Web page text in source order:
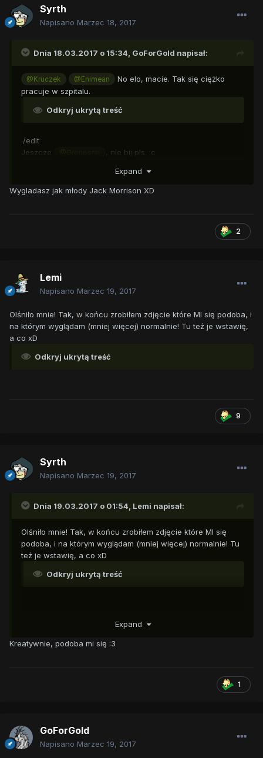
Syrth
Napisano Marzec 18, 2017
Dnia 18.03.2017 o 15:34, GoForGold napisał:
@Kruczek @Enimean
No elo, macie. Tak się ciężko
pracuje w szpitalu.
Odkryj ukrytą treść
./edit
Jeszcze
, nie bij pls. :c
Expand
Wygladasz jak młody Jack Morrison XD
2
Lemi
Napisano Marzec 19, 2017
Olśniło mnie! Tak, w końcu zrobiłem zdjęcie które MI się podoba, i
na którym wyglądam (mniej więcej) normalnie! Tu też je wstawię,
a co xD
Odkryj ukrytą treść
9
Syrth
Napisano Marzec 19, 2017
Dnia 19.03.2017 o 01:54, Lemi napisał:
Olśniło mnie! Tak, w końcu zrobiłem zdjęcie które MI się
podoba, i na którym wyglądam (mniej więcej) normalnie! Tu
też je wstawię, a co xD
Odkryj ukrytą treść
Expand
Kreatywnie, podoba mi się :3
1
GoForGold
Napisano Marzec 19, 2017